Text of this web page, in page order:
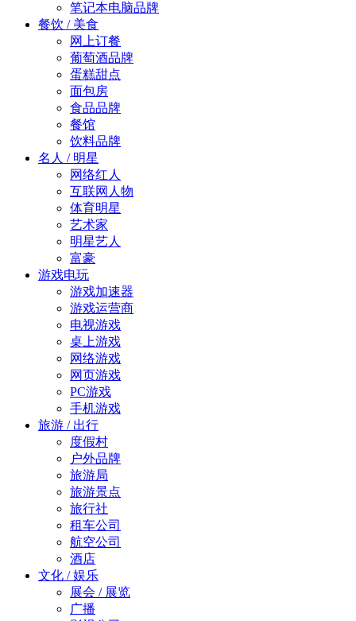
笔记本电脑品牌
餐饮 / 美食
网上订餐
葡萄酒品牌
蛋糕甜点
面包房
食品品牌
餐馆
饮料品牌
名人 / 明星
网络红人
互联网人物
体育明星
艺术家
明星艺人
富豪
游戏电玩
游戏加速器
游戏运营商
电视游戏
桌上游戏
网络游戏
网页游戏
PC游戏
手机游戏
旅游 / 出行
度假村
户外品牌
旅游局
旅游景点
旅行社
租车公司
航空公司
酒店
文化 / 娱乐
展会 / 展览
广播